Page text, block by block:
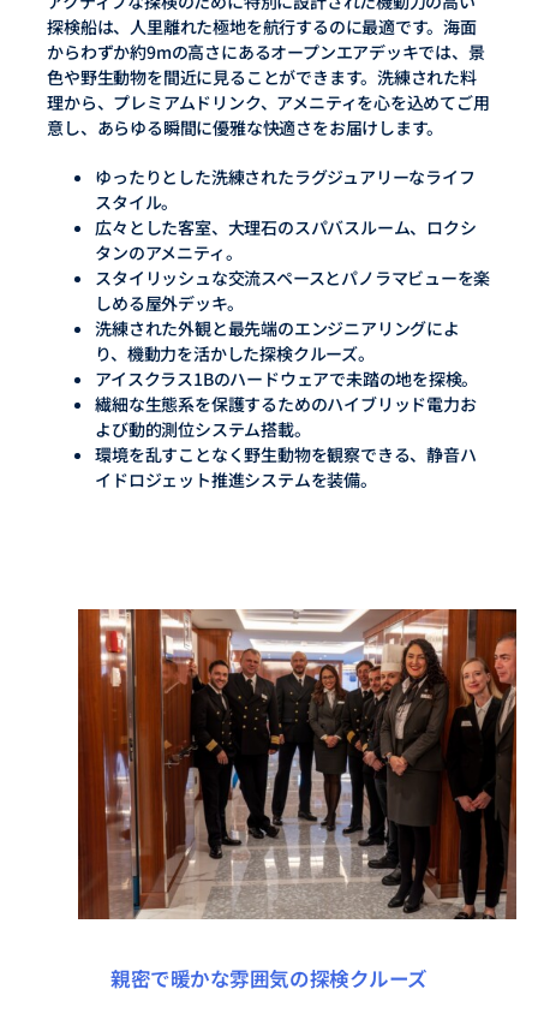
探検船は、人里離れた極地を航行するのに最適です。海面
からわずか約9mの高さにあるオープンエアデッキでは、景
色や野生動物を間近に見ることができます。洗練された料
理から、プレミアムドリンク、アメニティを心を込めてご用
意し、あらゆる瞬間に優雅な快適さをお届けします。
ゆったりとした洗練されたラグジュアリーなライフ
スタイル。
広々とした客室、大理石のスパバスルーム、ロクシ
タンのアメニティ。
スタイリッシュな交流スペースとパノラマビューを楽
しめる屋外デッキ。
洗練された外観と最先端のエンジニアリングによ
り、機動力を活かした探検クルーズ。
アイスクラス1Bのハードウェアで未踏の地を探検。
繊細な生態系を保護するためのハイブリッド電力お
よび動的測位システム搭載。
環境を乱すことなく野生動物を観察できる、静音ハ
イドロジェット推進システムを装備。
親密で暖かな雰囲気の探検クルーズ